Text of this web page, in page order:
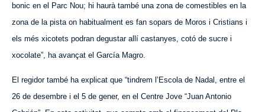
bonic en el Parc Nou; hi haurà també una zona de comestibles en la
zona de la pista on habitualment es fan sopars de Moros i Cristians i
els més xicotets podran degustar allí castanyes, cotó de sucre i
xocolate”, ha avançat el García Magro.
El regidor també ha explicat que “tindrem l’Escola de Nadal, entre el
26 de desembre i el 5 de gener, en el Centre Jove “Juan Antonio